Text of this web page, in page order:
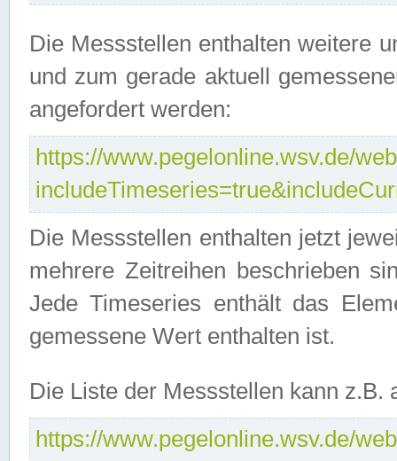
Die Messstellen enthalten weitere
und zum gerade aktuell
angefordert werden:
https://www.pegelonline.wsv.de/
Die Messstellen enthalten jetzt
mehrere Zeitreihen beschrieben
Jede Timeseries enthält das
gemessene Wert enthalten ist.
Die Liste der Messstellen kann
https://www.pegelonline.wsv.de/